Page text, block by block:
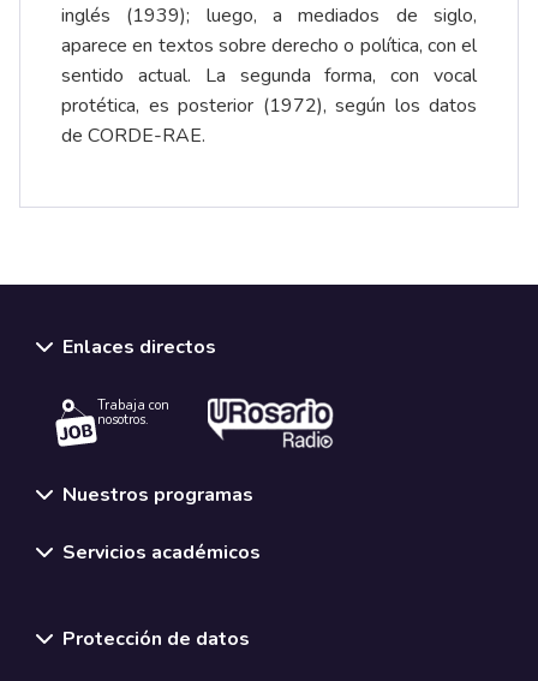
inglés (1939); luego, a mediados de siglo,
aparece en textos sobre derecho o política, con el
sentido actual. La segunda forma, con vocal
protética, es posterior (1972), según los datos
de CORDE-RAE.
Enlaces directos
Trabaja con
nosotros.
Nuestros programas
Servicios académicos
Protección de datos